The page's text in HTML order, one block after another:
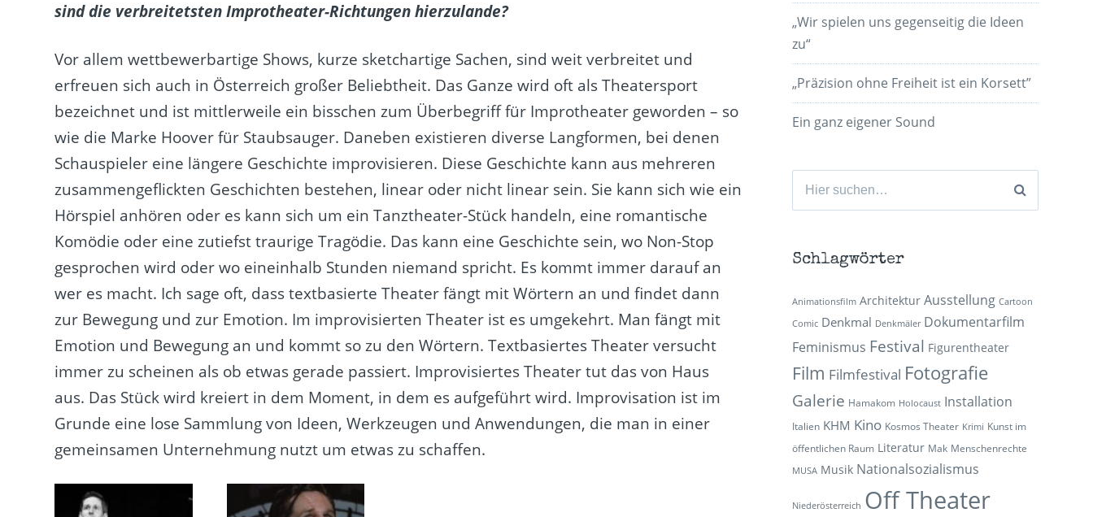
sind die verbreitetsten Improtheater-Richtungen hierzulande?
Vor allem wettbewerbartige Shows, kurze sketchartige Sachen, sind weit verbreitet und
erfreuen sich auch in Österreich großer Beliebtheit. Das Ganze wird oft als Theatersport
bezeichnet und ist mittlerweile ein bisschen zum Überbegriff für Improtheater geworden – so
wie die Marke Hoover für Staubsauger. Daneben existieren diverse Langformen, bei denen
Schauspieler eine längere Geschichte improvisieren. Diese Geschichte kann aus mehreren
zusammengeflickten Geschichten bestehen, linear oder nicht linear sein. Sie kann sich wie ein
Hörspiel anhören oder es kann sich um ein Tanztheater-Stück handeln, eine romantische
Komödie oder eine zutiefst traurige Tragödie. Das kann eine Geschichte sein, wo Non-Stop
gesprochen wird oder wo eineinhalb Stunden niemand spricht. Es kommt immer darauf an
wer es macht. Ich sage oft, dass textbasierte Theater fängt mit Wörtern an und findet dann
zur Bewegung und zur Emotion. Im improvisierten Theater ist es umgekehrt. Man fängt mit
Emotion und Bewegung an und kommt so zu den Wörtern. Textbasiertes Theater versucht
immer zu scheinen als ob etwas gerade passiert. Improvisiertes Theater tut das von Haus
aus. Das Stück wird kreiert in dem Moment, in dem es aufgeführt wird. Improvisation ist im
Grunde eine lose Sammlung von Ideen, Werkzeugen und Anwendungen, die man in einer
gemeinsamen Unternehmung nutzt um etwas zu schaffen.
„Wir spielen uns gegenseitig die Ideen
zu“
„Präzision ohne Freiheit ist ein Korsett”
Ein ganz eigener Sound
Suchen
Schlagwörter
Animationsfilm Architektur Ausstellung Cartoon
Comic Denkmal Denkmäler Dokumentarfilm
Feminismus Festival Figurentheater
Film Filmfestival Fotografie
Galerie Hamakom Holocaust Installation
Italien KHM Kino Kosmos Theater Krimi Kunst im
öffentlichen Raum Literatur Mak Menschenrechte
MUSA Musik Nationalsozialismus
Niederösterreich Off Theater